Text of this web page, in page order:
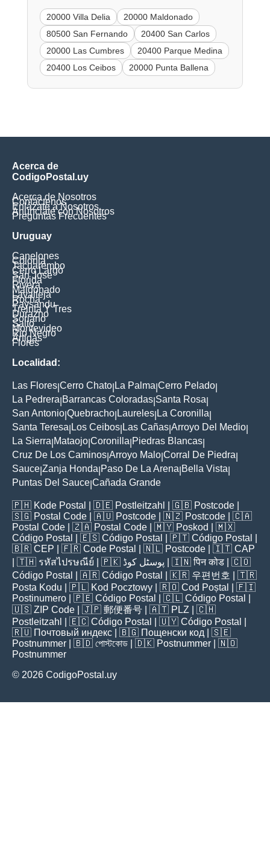
20000 Villa Delia
20000 Maldonado
80500 San Fernando
20400 San Carlos
20000 Las Cumbres
20400 Parque Medina
20400 Los Ceibos
20000 Punta Ballena
Acerca de
CodigoPostal.uy
Acerca de Nosotros
Contáctenos
Enlázate a Nosotros
Anúnciate con Nosotros
Preguntas Frecuentes
Uruguay
Canelones
Colonia
Tacuarembo
Cerro Largo
San Jose
Florida
Rivera
Maldonado
Lavalleja
Rocha
Paysandu
Treinta Y Tres
Durazno
Soriano
Salto
Montevideo
Rio Negro
Artigas
Flores
Localidad:
Las Flores Cerro Chato La Palma Cerro Pelado
La Pedrera Barrancas Coloradas Santa Rosa
San Antonio Quebracho Laureles La Coronilla
Santa Teresa Los Ceibos Las Cañas Arroyo Del Medio
La Sierra Mataojo Coronilla Piedras Blancas
Cruz De Los Caminos Arroyo Malo Corral De Piedra
Sauce Zanja Honda Paso De La Arena Bella Vista
Puntas Del Sauce Cañada Grande
🇵🇭 Kode Postal | 🇩🇪 Postleitzahl | 🇬🇧 Postcode
🇸🇬 Postal Code | 🇦🇺 Postcode | 🇳🇿 Postcode | 🇨🇦
Postal Code | 🇿🇦 Postal Code | 🇲🇾 Poskod
| 🇲🇽
Código Postal
| 🇪🇸 Código Postal | 🇵🇹 Código Postal
🇧🇷 CEP | 🇫🇷 Code Postal | 🇳🇱 Postcode | 🇮🇹 CAP
| 🇹🇭 รหัสไปรษณีย์ | 🇵🇰 پوسٹل کوڈ | 🇮🇳पिन कोड | 🇨🇴
Código Postal
| 🇦🇷 Código Postal | 🇰🇷 우편번호
| 🇹🇷
Posta Kodu | 🇵🇱 Kod Pocztowy | 🇷🇴 Cod Poștal
| 🇫🇮
Postinumero | 🇵🇪 Código Postal | 🇨🇱 Código Postal
🇺🇸 ZIP Code | 🇯🇵 郵便番号 | 🇦🇹 PLZ | 🇨🇭
Postleitzahl
| 🇪🇨 Código Postal | 🇺🇾 Código Postal
🇷🇺 Почтовый индекс | 🇧🇬 Пощенски код | 🇸🇪
Postnummer | 🇧🇩 পোস্টকোড | 🇩🇰 Postnummer | 🇳🇴
Postnummer
© 2026 CodigoPostal.uy